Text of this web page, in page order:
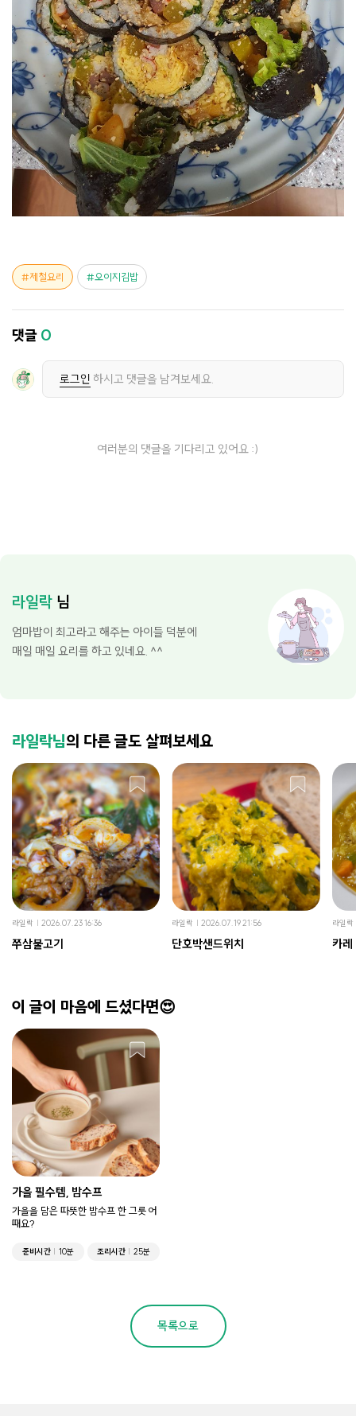
제철요리 오이지김밥
댓글 0
로그인 하시고 댓글을 남겨보세요.
여러분의 댓글을 기다리고 있어요 :)
라일락 님
엄마밥이 최고라고 해주는 아이들 덕분에
매일 매일 요리를 하고 있네요. ^^
라일락님의 다른 글도 살펴보세요
라일락 2026.07.23 16:36
쭈삼불고기
라일락 2026.07.19 21:56
단호박샌드위치
라일락
카레
이 글이 마음에 드셨다면😍
가을 필수템, 밤수프
가을을 담은 따뜻한 밤수프 한 그릇 어
때요?
준비시간 10분 조리시간 25분
목록으로